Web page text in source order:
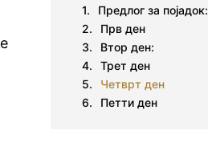
Предлог за појадок:
Прв ден
Втор ден:
Трет ден
Четврт ден
Петти ден